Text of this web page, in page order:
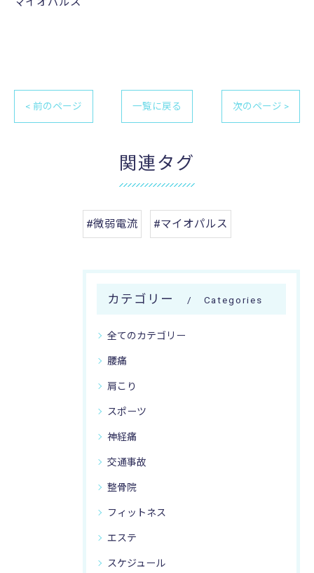
< 前のページ 一覧に戻る 次のページ >
関連タグ
#微弱電流 #マイオパルス
カテゴリー Categories
全てのカテゴリー
腰痛
肩こり
スポーツ
神経痛
交通事故
整骨院
フィットネス
エステ
スケジュール